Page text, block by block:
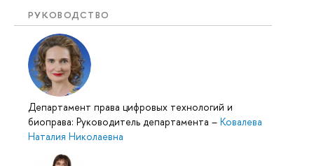
РУКОВОДСТВО
Департамент права цифровых технологий и
биоправа: Руководитель департамента – Ковалева
Наталия Николаевна